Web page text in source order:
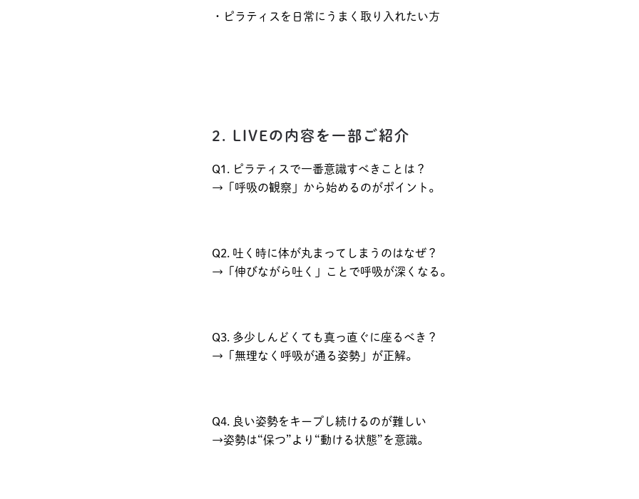
・ピラティスを日常にうまく取り入れたい方
2. LIVEの内容を一部ご紹介
Q1. ピラティスで一番意識すべきことは？
→「呼吸の観察」から始めるのがポイント。
Q2. 吐く時に体が丸まってしまうのはなぜ？
→「伸びながら吐く」ことで呼吸が深くなる。
Q3. 多少しんどくても真っ直ぐに座るべき？
→「無理なく呼吸が通る姿勢」が正解。
Q4. 良い姿勢をキープし続けるのが難しい
→姿勢は“保つ”より“動ける状態”を意識。